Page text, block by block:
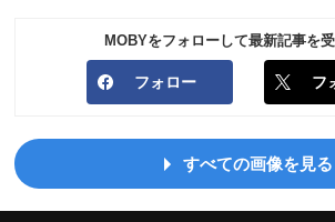
MOBYをフォローして最新記事を
フォロー フ
すべての画像を見る